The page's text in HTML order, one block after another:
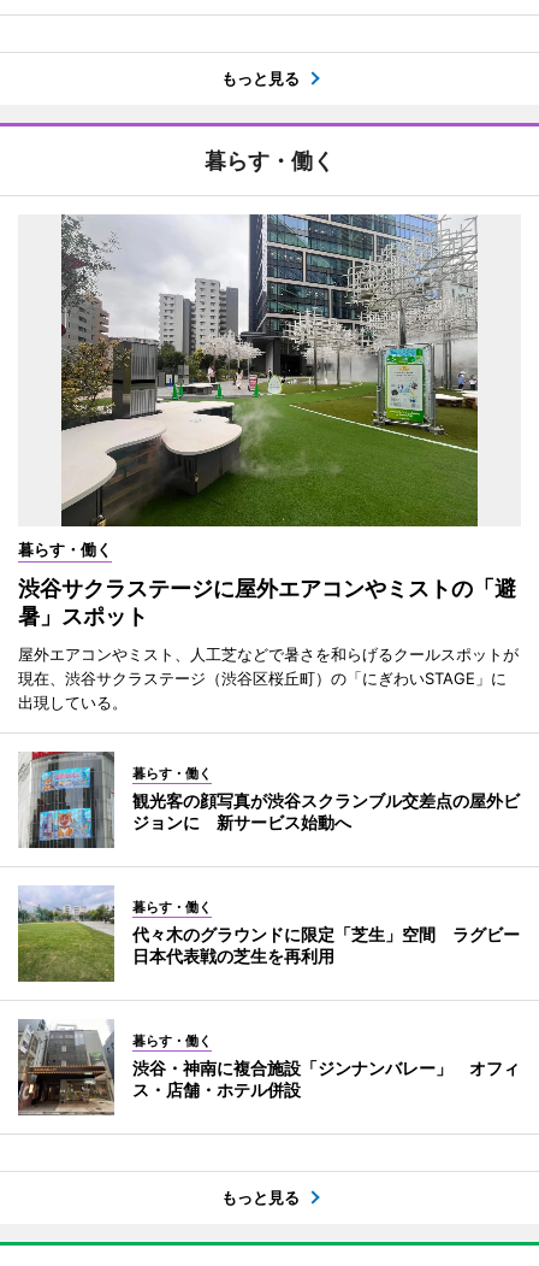
もっと見る
暮らす・働く
暮らす・働く
渋谷サクラステージに屋外エアコンやミストの「避
暑」スポット
屋外エアコンやミスト、人工芝などで暑さを和らげるクールスポットが
現在、渋谷サクラステージ（渋谷区桜丘町）の「にぎわいSTAGE」に
出現している。
暮らす・働く
観光客の顔写真が渋谷スクランブル交差点の屋外ビ
ジョンに 新サービス始動へ
暮らす・働く
代々木のグラウンドに限定「芝生」空間 ラグビー
日本代表戦の芝生を再利用
暮らす・働く
渋谷・神南に複合施設「ジンナンバレー」 オフィ
ス・店舗・ホテル併設
もっと見る